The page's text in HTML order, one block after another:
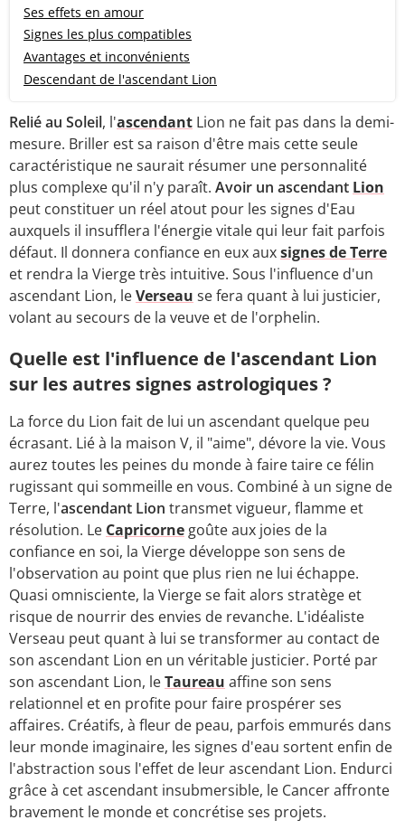
Ses effets en amour
Signes les plus compatibles
Avantages et inconvénients
Descendant de l'ascendant Lion
Relié au Soleil, l'ascendant Lion ne fait pas dans la demi-
mesure. Briller est sa raison d'être mais cette seule
caractéristique ne saurait résumer une personnalité
plus complexe qu'il n'y paraît. Avoir un ascendant Lion
peut constituer un réel atout pour les signes d'Eau
auxquels il insufflera l'énergie vitale qui leur fait parfois
défaut. Il donnera confiance en eux auxsignes de Terre
et rendra la Vierge très intuitive. Sous l'influence d'un
ascendant Lion, leVerseau se fera quant à lui justicier,
volant au secours de la veuve et de l'orphelin.
Quelle est l'influence de l'ascendant Lion
sur les autres signes astrologiques ?
La force du Lion fait de lui un ascendant quelque peu
écrasant. Lié à la maison V, il "aime", dévore la vie. Vous
aurez toutes les peines du monde à faire taire ce félin
rugissant qui sommeille en vous. Combiné à un signe de
Terre, l'ascendant Lion transmet vigueur, flamme et
résolution. Le Capricorne goûte aux joies de la
confiance en soi, la Vierge développe son sens de
l'observation au point que plus rien ne lui échappe.
Quasi omnisciente, la Vierge se fait alors stratège et
risque de nourrir des envies de revanche. L'idéaliste
Verseau peut quant à lui se transformer au contact de
son ascendant Lion en un véritable justicier. Porté par
son ascendant Lion, leTaureau affine son sens
relationnel et en profite pour faire prospérer ses
affaires. Créatifs, à fleur de peau, parfois emmurés dans
leur monde imaginaire, les signes d'eau sortent enfin de
l'abstraction sous l'effet de leur ascendant Lion. Endurci
grâce à cet ascendant insubmersible, le Cancer affronte
bravement le monde et concrétise ses projets.